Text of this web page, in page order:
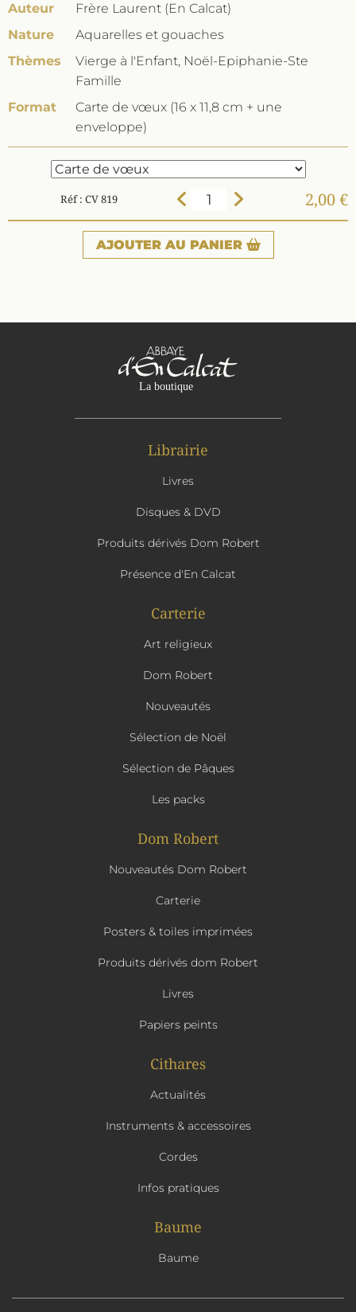
Auteur
Frère Laurent (En Calcat)
Nature
Aquarelles et gouaches
Thèmes
Vierge à l'Enfant, Noël-Epiphanie-Ste
Famille
Format
Carte de vœux (16 x 11,8 cm + une
enveloppe)
Réf : CV 819 2,00 €
AJOUTER AU PANIER
Librairie
Livres
Disques & DVD
Produits dérivés Dom Robert
Présence d'En Calcat
Carterie
Art religieux
Dom Robert
Nouveautés
Sélection de Noël
Sélection de Pâques
Les packs
Dom Robert
Nouveautés Dom Robert
Carterie
Posters & toiles imprimées
Produits dérivés dom Robert
Livres
Papiers peints
Cithares
Actualités
Instruments & accessoires
Cordes
Infos pratiques
Baume
Baume